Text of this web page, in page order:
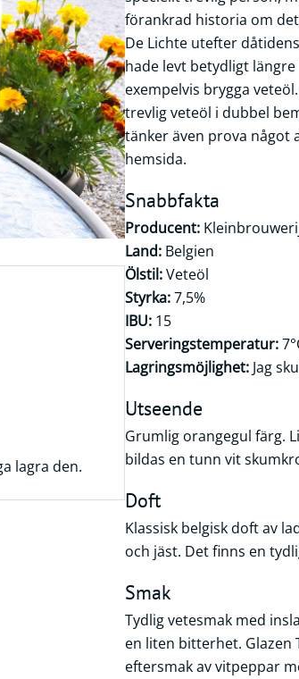
lagra den.
förankrad historia om
De Lichte utefter
hade levt betydligt
exempelvis brygga
trevlig veteöl i dubbel
tänker även prova något
hemsida.
Snabbfakta
Producent:
Land: Belgien
Ölstil:Veteöl
Styrka:7,5%
IBU: 15
Serveringstemperatur:
Lagringsmöjlighet: Jag
Utseende
Grumlig orangegul färg.
bildas en tunn vit
Doft
Klassisk belgisk doft av
och jäst. Det finns en
Smak
Tydlig vetesmak med
en liten bitterhet. Glazen
eftersmak av vitpeppar